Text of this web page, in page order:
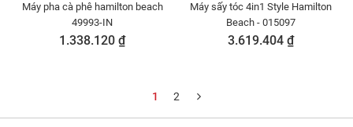
Máy pha cà phê hamilton beach
49993-IN
1.338.120 ₫
Máy sấy tóc 4in1 Style Hamilton
Beach - 015097
3.619.404 ₫
1 2